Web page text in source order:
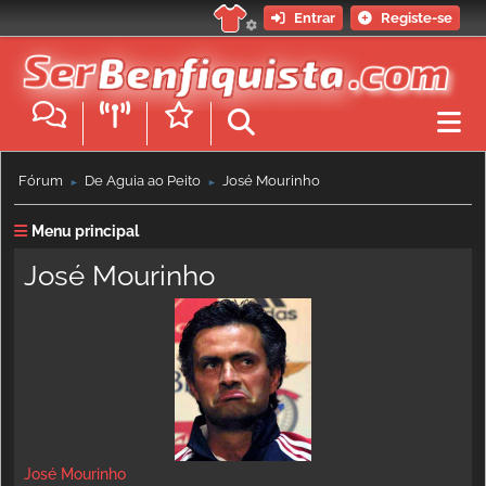
Entrar Registe-se
Fórum ► De Águia ao Peito ► José Mourinho
Menu principal
José Mourinho
José Mourinho